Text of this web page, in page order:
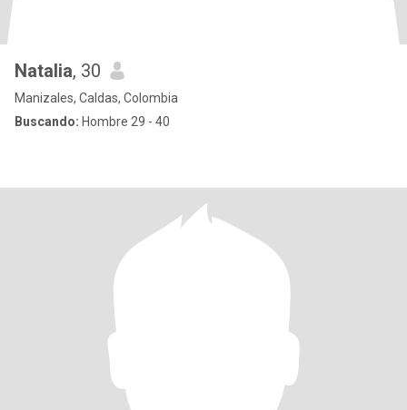
Natalia, 30
Manizales, Caldas, Colombia
Buscando: Hombre 29 - 40